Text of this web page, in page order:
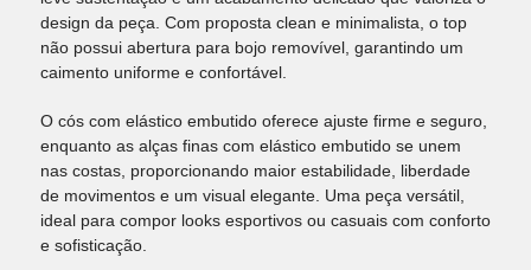
design da peça. Com proposta clean e minimalista, o top
não possui abertura para bojo removível, garantindo um
caimento uniforme e confortável.
O cós com elástico embutido oferece ajuste firme e seguro,
enquanto as alças finas com elástico embutido se unem
nas costas, proporcionando maior estabilidade, liberdade
de movimentos e um visual elegante. Uma peça versátil,
ideal para compor looks esportivos ou casuais com conforto
e sofisticação.